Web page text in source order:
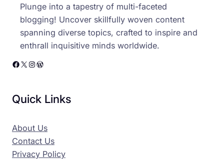
Plunge into a tapestry of multi-faceted
blogging! Uncover skillfully woven content
spanning diverse topics, crafted to inspire and
enthrall inquisitive minds worldwide.
Facebook X Instagram WordPress
Quick Links
About Us
Contact Us
Privacy Policy